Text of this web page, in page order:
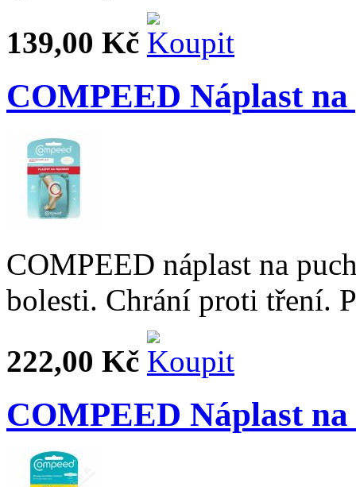
139,00 Kč
COMPEED Náplast
COMPEED náplast na
bolesti. Chrání proti tření.
222,00 Kč
COMPEED Náplast